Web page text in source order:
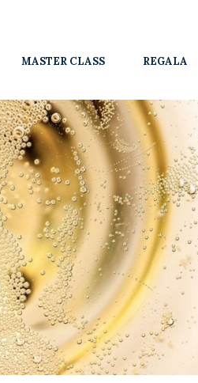
MASTER CLASS REGALA